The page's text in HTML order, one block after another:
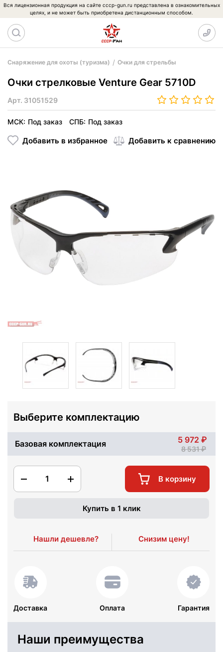
Вся лицензионная продукция на сайте cccp-gun.ru представлена в ознакомительных
целях, и не может быть приобретена дистанционным способом.
Снаряжение для охоты (туризма) Очки для стрельбы
Очки стрелковые Venture Gear 5710D
Арт. 31051529
МСК: Под заказ СПБ: Под заказ
Добавить в избранное Добавить к сравнению
Выберите комплектацию
Базовая комплектация 5 972
8 531
1 В корзину
Купить в 1 клик
Нашли дешевле? Снизим цену!
Доставка Оплата Гарантия
Наши преимущества